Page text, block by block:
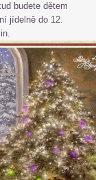
budete dětem
jídelně do 12.